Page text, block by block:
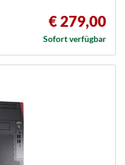
€ 279,00
Sofort verfügbar